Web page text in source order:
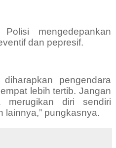
mengedepankan
dan pepresif.
pengendara
lebih tertib. Jangan
merugikan diri sendiri
lainnya,” pungkasnya.